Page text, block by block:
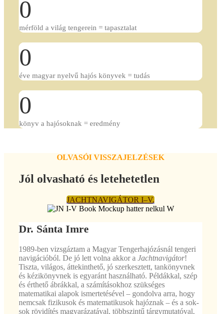
0
mérföld a világ tengerein = tapasztalat
0
éve magyar nyelvű hajós könyvek = tudás
0
könyv a hajósoknak = eredmény
OLVASÓI VISSZAJELZÉSEK
Jól olvasható és letehetetlen
JACHTNAVIGÁTOR I–V.
Dr. Sánta Imre
1989-ben vizsgáztam a Magyar Tengerhajózásnál tengeri
navigációból. De jó lett volna akkor a Jachtnavigátor!
Tiszta, világos, áttekinthető, jó szerkesztett, tankönyvnek
és kézikönyvnek is egyaránt használható. Példákkal, szép
és érthető ábrákkal, a számításokhoz szükséges
matematikai alapok ismertetésével – gondolva arra, hogy
nemcsak fizikusok és matematikusok hajóznak – és a sok-
sok rövidítés magyarázatával, többszintű tárgymutatóval,